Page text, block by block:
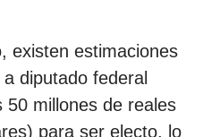
existen estimaciones
diputado federal
millones de reales
para ser electo, lo